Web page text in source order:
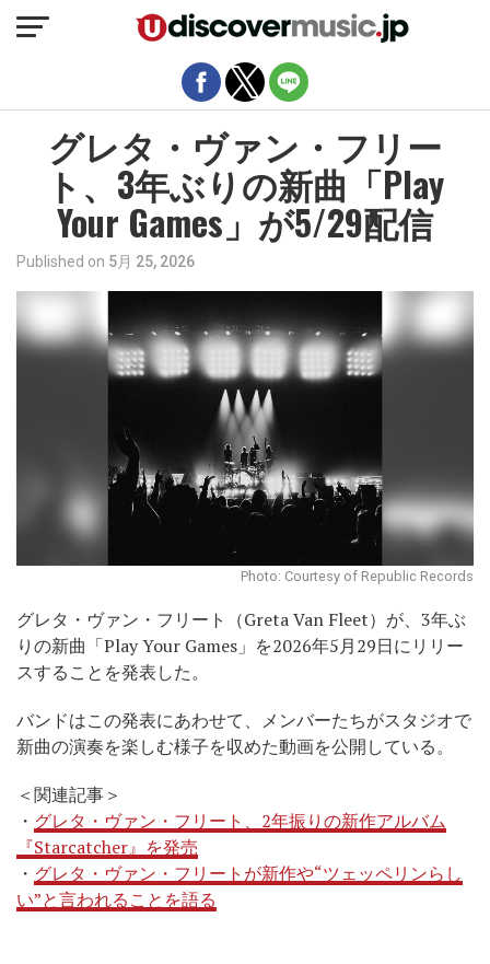
グレタ・ヴァン・フリー
ト、3年ぶりの新曲「Play
Your Games」が5/29配信
Published on 5月 25, 2026
Photo: Courtesy of Republic Records
グレタ・ヴァン・フリート（Greta Van Fleet）が、3年ぶ
りの新曲「Play Your Games」を2026年5月29日にリリー
スすることを発表した。
バンドはこの発表にあわせて、メンバーたちがスタジオで
新曲の演奏を楽しむ様子を収めた動画を公開している。
＜関連記事＞
・ グレタ・ヴァン・フリート、2年振りの新作アルバム
『Starcatcher』を発売
・ グレタ・ヴァン・フリートが新作や“ツェッペリンらし
い”と言われることを語る
モバイルバージョンを終了